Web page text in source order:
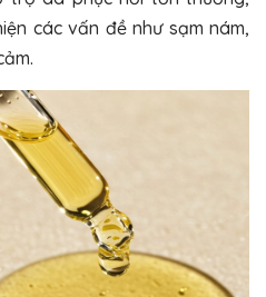
các vấn đề như sạm nám,